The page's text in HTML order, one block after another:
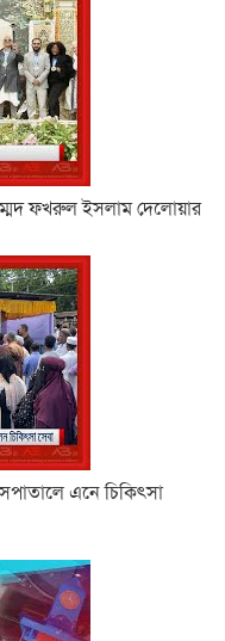
ফখরুল ইসলাম দেলোয়ার
এনে চিকিৎসা